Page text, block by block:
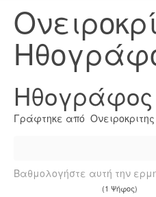
Ηθογράφος
Γράφτηκε από Ονειροκριτης
Βαθμολογήστε αυτή την
(1 Ψήφος)